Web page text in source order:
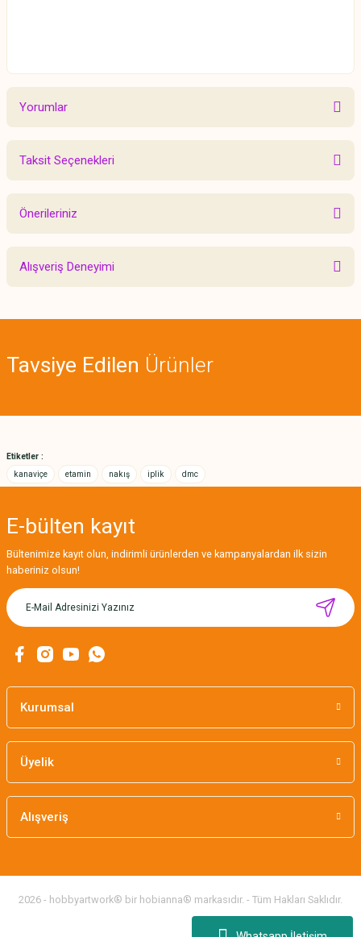
Yorumlar
Taksit Seçenekleri
Önerileriniz
Bu ürünün fiyat bilgisi, resim, ürün açıklamalarında ve diğer konularda
yetersiz gördüğünüz noktaları öneri formunu kullanarak tarafımıza
Ürün açıklamasında eksik bilgiler bulunuyor.
Alışveriş Deneyimi
Tavsiye Edilen Ürünler
MIKNATISLI İĞNE TUTUCU-BAHAR
Etiketler :
kanaviçe
etamin nakış iplik dmc
E-bülten kayıt
Bültenimize kayıt olun, indirimli ürünlerden ve kampanyalardan ilk sizin
haberiniz olsun!
Kurumsal
Üyelik
Alışveriş
2026 - hobbyartwork® bir hobianna® markasıdır. - Tüm Hakları Saklıdır.